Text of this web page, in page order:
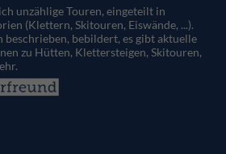
unzählige Touren, eingeteilt in
(Klettern, Skitouren, Eiswände, ...).
beschrieben, bebildert, es gibt aktuelle
zu Hütten, Klettersteigen, Skitouren,